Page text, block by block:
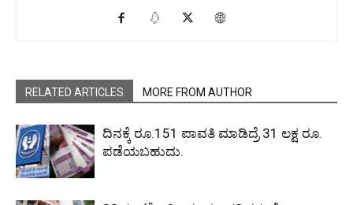
RELATED ARTICLES MORE FROM AUTHOR
ದಿನಕ್ಕೆ ರೂ.151 ಪಾವತಿ ಮಾಡಿದ್ರೆ 31 ಲಕ್ಷ ರೂ.
ಪಡೆಯಬಹುದು.